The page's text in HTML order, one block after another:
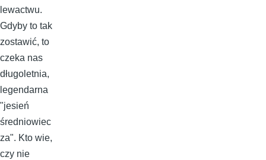
lewactwu.
Gdyby to tak
zostawić, to
czeka nas
długoletnia,
legendarna
"jesień
średniowiec
za". Kto wie,
czy nie